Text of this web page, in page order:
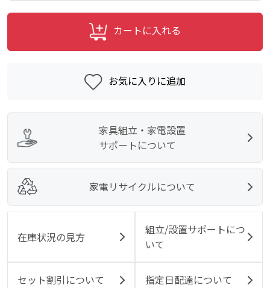
カートに入れる
お気に入りに追加
家具組立・家電設置
サポートについて
家電リサイクルについて
在庫状況の見方
組立/設置サポートにつ
いて
セット割引について 指定日配達について